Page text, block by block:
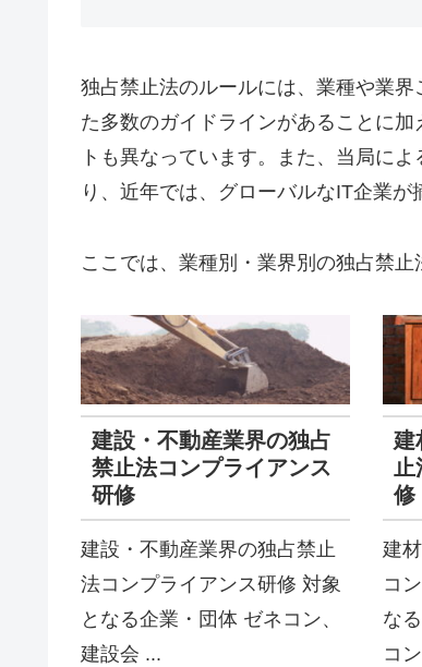
独占禁止法のルールには、業種や業
た多数のガイドラインがあることに
トも異なっています。また、当局に
り、近年では、グローバルなIT企業が
ここでは、業種別・業界別の独占禁
建設・不動産業界の独占
禁止法コンプライアンス
研修
建設・不動産業界の独占禁止
法コンプライアンス研修 対象
となる企業・団体 ゼネコン、
建設会 ...
建
修
建
コ
な
コ